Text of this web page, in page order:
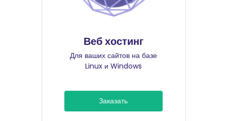
Веб хостинг
Для ваших сайтов на базе
Linux и Windows
Заказать